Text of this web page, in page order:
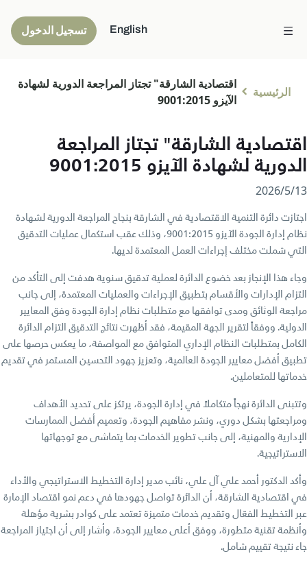
English تسجيل الدخول
الرئيسية
اقتصادية الشارقة" تجتاز المراجعة الدورية لشهادة
الآيزو 9001:2015
اقتصادية الشارقة" تجتاز المراجعة
الدورية لشهادة الآيزو 9001:2015
13‏/5‏/2026
اجتازت دائرة التنمية الاقتصادية في الشارقة بنجاح المراجعة الدورية لشهادة
نظام إدارة الجودة الآيزو 9001:2015، وذلك عقب استكمال عمليات التدقيق
التي شملت مختلف إجراءات العمل المعتمدة لديها.
وجاء هذا الإنجاز بعد خضوع الدائرة لعملية تدقيق سنوية هدفت إلى التأكد من
التزام الإدارات والأقسام بتطبيق الإجراءات والعمليات المعتمدة، إلى جانب
مراجعة الوثائق ومدى توافقها مع متطلبات نظام إدارة الجودة وفق المعايير
الدولية. ووفقاً لتقرير الجهة المقيمة، فقد أظهرت نتائج التدقيق التزام الدائرة
الكامل بمتطلبات النظام الإداري المتوافق مع المواصفة، ما يعكس حرصها على
تطبيق أفضل معايير الجودة العالمية، وتعزيز جهود التحسين المستمر في تقديم
خدماتها للمتعاملين.
وتتبنى الدائرة نهجاً متكاملاً في إدارة الجودة، يرتكز على تحديد الأهداف
ومراجعتها بشكل دوري، ونشر مفاهيم الجودة، وتعميم أفضل الممارسات
الإدارية والمهنية، إلى جانب تطوير الخدمات بما يتماشى مع توجهاتها
الاستراتيجية.
وأكد الدكتور أحمد علي آل علي، نائب مدير إدارة التخطيط الاستراتيجي والأداء
في اقتصادية الشارقة، أن الدائرة تواصل جهودها في دعم نمو اقتصاد الإمارة
عبر التخطيط الفعّال وتقديم خدمات متميزة تعتمد على كوادر بشرية مؤهلة
وأنظمة تقنية متطورة، ووفق أعلى معايير الجودة، وأشار إلى أن اجتياز المراجعة
جاء نتيجة تقييم شامل.